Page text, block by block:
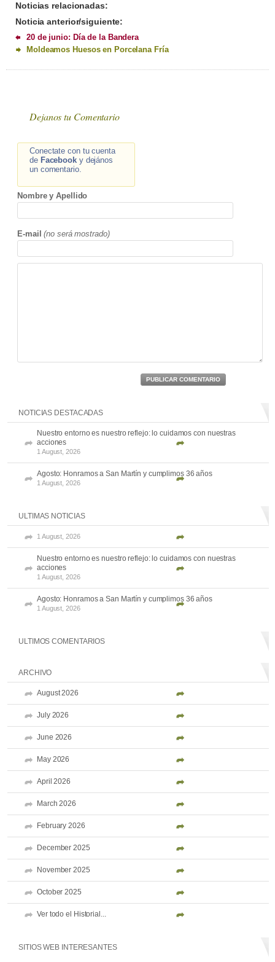
Noticias relacionadas:
Noticia anterior/siguiente:
20 de junio: Día de la Bandera
Moldeamos Huesos en Porcelana Fría
Dejanos tu Comentario
Conectate con tu cuenta
de Facebooky dejános
un comentario.
Nombre y Apellido
E-mail (no será mostrado)
PUBLICAR COMENTARIO
NOTICIAS DESTACADAS
Nuestro entorno es nuestro reflejo: lo cuidamos con nuestras
acciones
1 August, 2026
Agosto: Honramos a San Martín y cumplimos 36 años
1 August, 2026
ULTIMAS NOTICIAS
1 August, 2026
Nuestro entorno es nuestro reflejo: lo cuidamos con nuestras
acciones
1 August, 2026
Agosto: Honramos a San Martín y cumplimos 36 años
1 August, 2026
ULTIMOS COMENTARIOS
ARCHIVO
August 2026
July 2026
June 2026
May 2026
April 2026
March 2026
February 2026
December 2025
November 2025
October 2025
Ver todo el Historial...
SITIOS WEB INTERESANTES